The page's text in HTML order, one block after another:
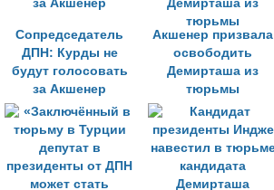
Сопредседатель
ДПН: Курды не
будут голосовать
за Акшенер
Акшенер призвала
освободить
Демирташа из
тюрьмы